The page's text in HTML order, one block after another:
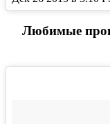
Любимые